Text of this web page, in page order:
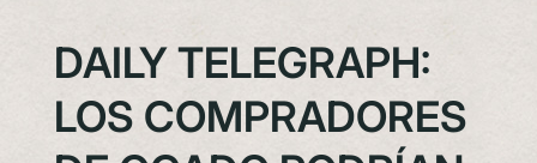
DAILY TELEGRAPH:
LOS COMPRADORES